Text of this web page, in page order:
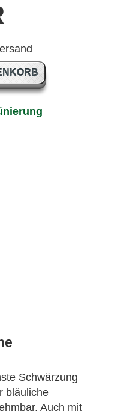
Schwärzung
bläuliche
Auch mit